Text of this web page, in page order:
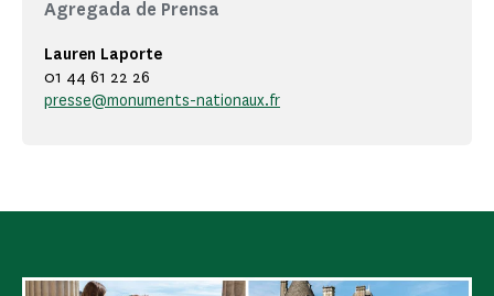
Agregada de Prensa
Lauren Laporte
01 44 61 22 26
presse@monuments-nationaux.fr